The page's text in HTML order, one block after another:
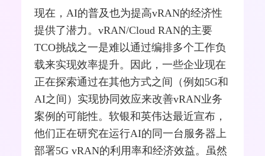
现在，AI的普及也为提高vRAN的经济性
提供了潜力。vRAN/Cloud RAN的主要
TCO挑战之一是难以通过编排多个工作负
载来实现效率提升。因此，一些企业现在
正在探索通过在其他方式之间（例如5G和
AI之间）实现协同效应来改善vRAN业务
案例的可能性。软银和英伟达最近宣布，
他们正在研究在运行AI的同一台 服务器 上
部署5G vRAN的利用率和经济效益。虽然